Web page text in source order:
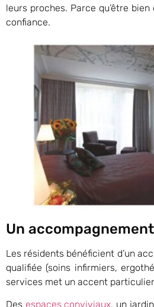
leurs proches. Parce qu’être
confiance.
Un
Les résidents bénéficient d’un
qualifiée (soins infirmiers,
services met un accent
Des espaces conviviaux, un